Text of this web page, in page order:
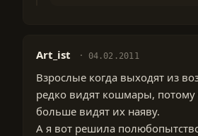
Art_ist 04.02.2011
Взрослые когда выходят из
редко видят кошмары, потому
больше видят их наяву.
А я вот решила